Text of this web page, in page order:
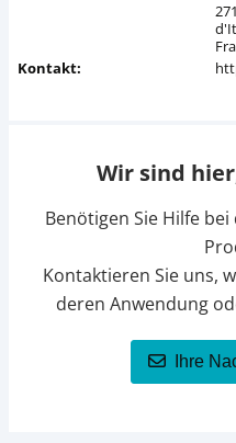
Kontakt:
Wir sind
Benötigen Sie Hilfe
Kontaktieren Sie uns,
deren Anwendung
Ihre